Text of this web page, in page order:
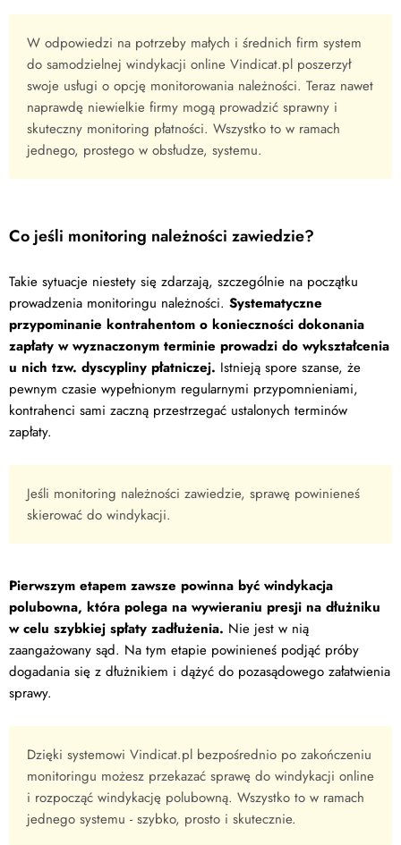
W odpowiedzi na potrzeby małych i średnich firm system
do samodzielnej windykacji online Vindicat.pl poszerzył
swoje usługi o opcję monitorowania należności. Teraz nawet
naprawdę niewielkie firmy mogą prowadzić sprawny i
skuteczny monitoring płatności. Wszystko to w ramach
jednego, prostego w obsłudze, systemu.
Co jeśli monitoring należności zawiedzie?
Takie sytuacje niestety się zdarzają, szczególnie na początku
prowadzenia monitoringu należności. Systematyczne
przypominanie kontrahentom o konieczności dokonania
zapłaty w wyznaczonym terminie prowadzi do wykształcenia
u nich tzw. dyscypliny płatniczej. Istnieją spore szanse, że
pewnym czasie wypełnionym regularnymi przypomnieniami,
kontrahenci sami zaczną przestrzegać ustalonych terminów
zapłaty.
Jeśli monitoring należności zawiedzie, sprawę powinieneś
skierować do windykacji.
Pierwszym etapem zawsze powinna być windykacja
polubowna, która polega na wywieraniu presji na dłużniku
w celu szybkiej spłaty zadłużenia. Nie jest w nią
zaangażowany sąd. Na tym etapie powinieneś podjąć próby
dogadania się z dłużnikiem i dążyć do pozasądowego załatwienia
sprawy.
Dzięki systemowi Vindicat.pl bezpośrednio po zakończeniu
monitoringu możesz przekazać sprawę do windykacji online
i rozpocząć windykację polubowną. Wszystko to w ramach
jednego systemu - szybko, prosto i skutecznie.